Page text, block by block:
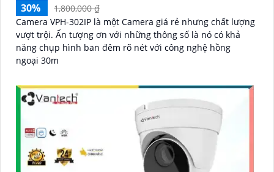
30%
1,800,000 ₫
Camera VPH-302IP là một Camera giá rẻ nhưng chất lượng
vượt trội. Ấn tượng ơn với những thông số là nó có khả
năng chụp hình ban đêm rõ nét với công nghệ hồng
ngoại 30m